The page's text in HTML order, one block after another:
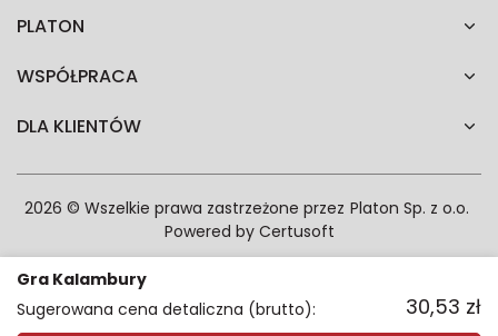
Gra Kalambury
Sugerowana cena detaliczna (brutto):
30,53 zł
PLATON
WSPÓŁPRACA
DLA KLIENTÓW
2026 © Wszelkie prawa zastrzeżone przez Platon Sp. z o.o.
Powered by Certusoft